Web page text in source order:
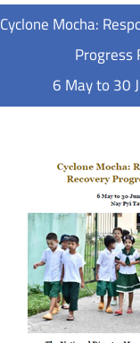
Cyclone Mocha:
Progress
6 May to 30